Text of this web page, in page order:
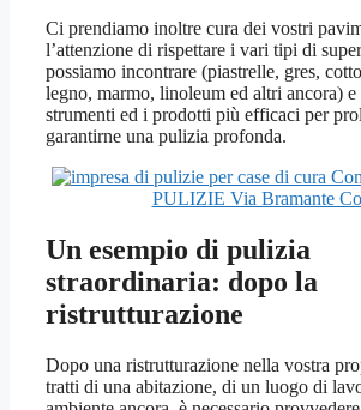
Ci prendiamo inoltre cura dei vostri
l’attenzione di rispettare i vari tipi di
possiamo incontrare (piastrelle, gres,
legno, marmo, linoleum ed altri ancora) e
strumenti ed i prodotti più efficaci per
garantirne una pulizia profonda.
PULIZIE Via Bramante
Un esempio di pulizia
straordinaria: dopo la
ristrutturazione
Dopo una ristrutturazione nella vostra
tratti di una abitazione, di un luogo di